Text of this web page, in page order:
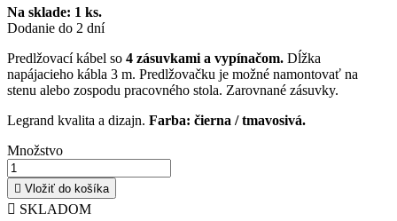
Na sklade: 1 ks.
Dodanie do 2 dní
Predlžovací kábel so 4 zásuvkami a vypínačom. Dĺžka
napájacieho kábla 3 m. Predlžovačku je možné namontovať na
stenu alebo zospodu pracovného stola. Zarovnané zásuvky.
Legrand kvalita a dizajn. Farba: čierna / tmavosivá.
Množstvo
 Vložiť do košíka
 SKLADOM